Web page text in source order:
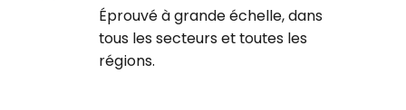
Éprouvé à grande échelle, dans
tous les secteurs et toutes les
régions.